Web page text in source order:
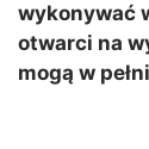
wykonywać
otwarci na
mogą w